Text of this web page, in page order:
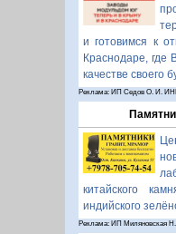
и готовимся к
Краснодаре, где
качестве своего
Реклама: ИП Седов О. И. ИНН
китайского
индийского
Реклама: ИП Миляновская